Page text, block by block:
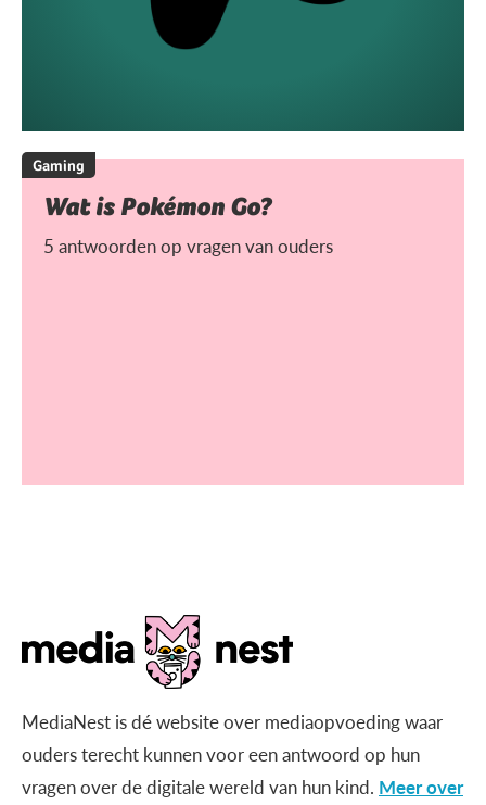
Gaming
Wat is Pokémon Go?
5 antwoorden op vragen van ouders
MediaNest is dé website over mediaopvoeding waar
ouders terecht kunnen voor een antwoord op hun
vragen over de digitale wereld van hun kind. Meer over